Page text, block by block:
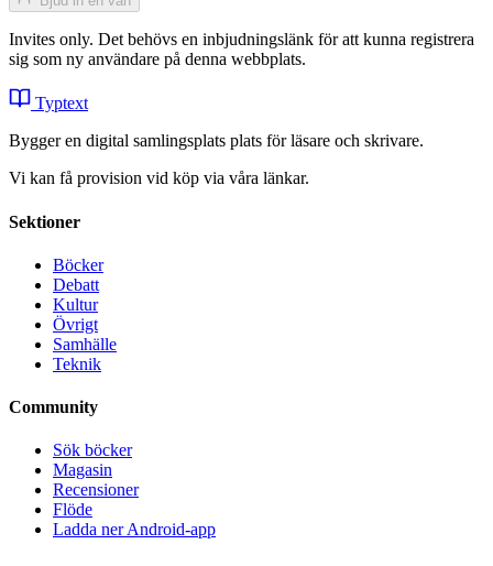
Invites only. Det behövs en inbjudningslänk för att kunna registrera
sig som ny användare på denna webbplats.
Typtext
Bygger en digital samlingsplats plats för läsare och skrivare.
Vi kan få provision vid köp via våra länkar.
Sektioner
Böcker
Debatt
Kultur
Övrigt
Samhälle
Teknik
Community
Sök böcker
Magasin
Recensioner
Flöde
Ladda ner Android-app